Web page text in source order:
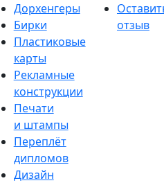
Дорхенгеры
Бирки
Пластиковые
карты
Рекламные
конструкции
Печати
и штампы
Переплёт
дипломов
Дизайн
отзыв